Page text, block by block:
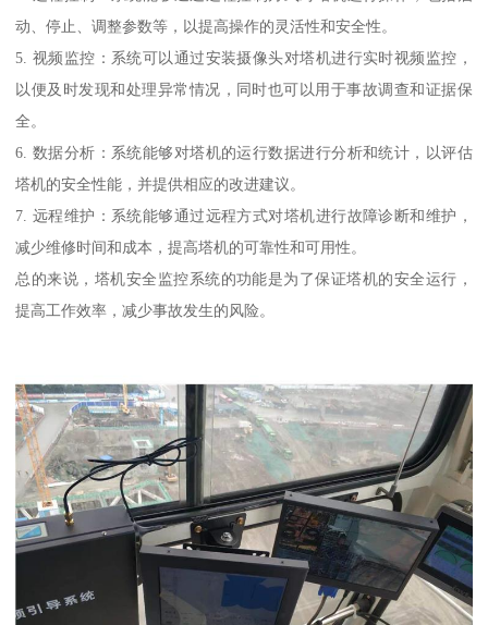
动、停止、调整参数等，以提高操作的灵活性和安全性。
5. 视频监控：系统可以通过安装摄像头对塔机进行实时视频监控，
以便及时发现和处理异常情况，同时也可以用于事故调查和证据保
全。
6. 数据分析：系统能够对塔机的运行数据进行分析和统计，以评估
塔机的安全性能，并提供相应的改进建议。
7. 远程维护：系统能够通过远程方式对塔机进行故障诊断和维护，
减少维修时间和成本，提高塔机的可靠性和可用性。
总的来说，塔机安全监控系统的功能是为了保证塔机的安全运行，
提高工作效率，减少事故发生的风险。